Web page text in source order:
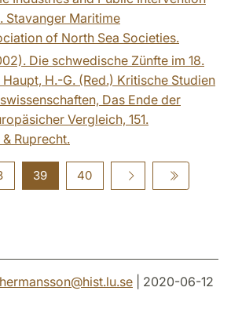
Stavanger Maritime
of North Sea Societies.
Die schwedische Zünfte im 18.
H.-G. (Red.) Kritische Studien
Das Ende der
Vergleich, 151.
Ruprecht.
39 40
@hist.lu.se | 2020-06-12